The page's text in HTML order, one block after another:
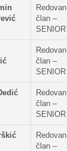
Redovan
član –
SENIOR
Redovan
član –
SENIOR
Redovan
član –
SENIOR
Redovan
član –